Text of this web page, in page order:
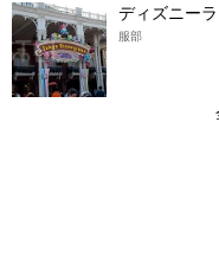
ディズニー
服部